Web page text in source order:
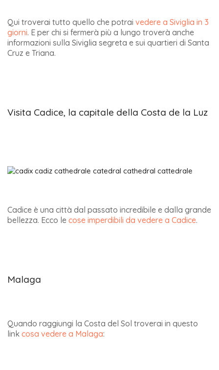
Qui troverai tutto quello che potrai vedere a Siviglia in 3
giorni. E per chi si fermerà più a lungo troverà anche
informazioni sulla Siviglia segreta e sui quartieri di Santa
Cruz e Triana.
Visita Cadice, la capitale della Costa de la Luz
Cadice è una città dal passato incredibile e dalla grande
bellezza. Ecco le cose imperdibili da vedere a Cadice.
Malaga
Quando raggiungi la Costa del Sol troverai in questo
link cosa vedere a Malaga: